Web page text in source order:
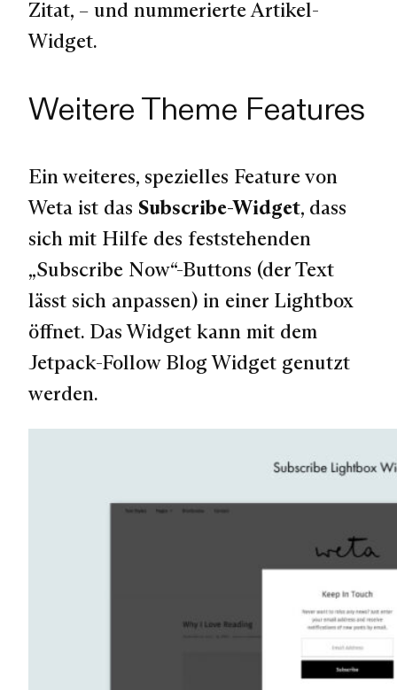
Zitat, – und nummerierte Artikel-
Widget.
Weitere Theme Features
Ein weiteres, spezielles Feature von
Weta ist das Subscribe-Widget, dass
sich mit Hilfe des feststehenden
„Subscribe Now“-Buttons (der Text
lässt sich anpassen) in einer Lightbox
öffnet. Das Widget kann mit dem
Jetpack-Follow Blog Widget genutzt
werden.